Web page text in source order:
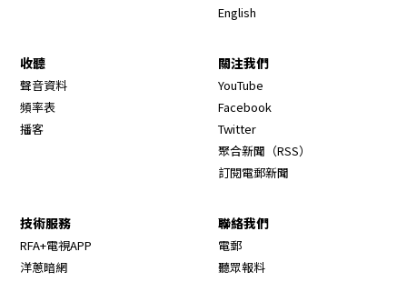
English
收聽
聲音資料
頻率表
播客
關注我們
YouTube
Facebook
Twitter
聚合新聞（RSS）
訂閱電郵新聞
技術服務
RFA+電視APP
洋蔥暗網
聯絡我們
電郵
聽眾報料